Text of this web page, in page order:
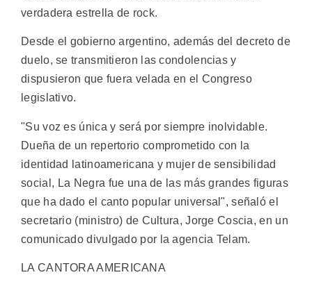
verdadera estrella de rock.
Desde el gobierno argentino, además del decreto de
duelo, se transmitieron las condolencias y
dispusieron que fuera velada en el Congreso
legislativo.
"Su voz es única y será por siempre inolvidable.
Dueña de un repertorio comprometido con la
identidad latinoamericana y mujer de sensibilidad
social, La Negra fue una de las más grandes figuras
que ha dado el canto popular universal", señaló el
secretario (ministro) de Cultura, Jorge Coscia, en un
comunicado divulgado por la agencia Telam.
LA CANTORA AMERICANA